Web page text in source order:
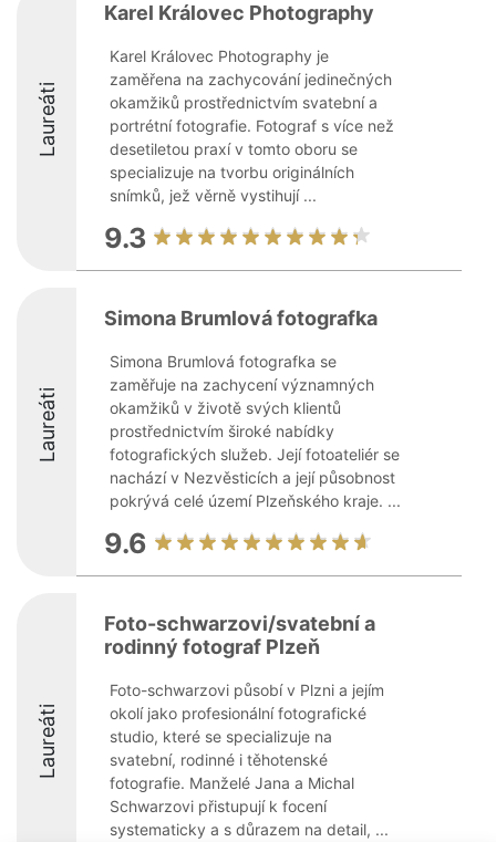
Laureáti
Karel Královec Photography
Karel Královec Photography je
zaměřena na zachycování jedinečných
okamžiků prostřednictvím svatební a
portrétní fotografie. Fotograf s více než
desetiletou praxí v tomto oboru se
specializuje na tvorbu originálních
snímků, jež věrně vystihují ...
9.3
Laureáti
Simona Brumlová fotografka
Simona Brumlová fotografka se
zaměřuje na zachycení významných
okamžiků v životě svých klientů
prostřednictvím široké nabídky
fotografických služeb. Její fotoateliér se
nachází v Nezvěsticích a její působnost
pokrývá celé území Plzeňského kraje. ...
9.6
Laureáti
Foto-schwarzovi/svatební a
rodinný fotograf Plzeň
Foto-schwarzovi působí v Plzni a jejím
okolí jako profesionální fotografické
studio, které se specializuje na
svatební, rodinné i těhotenské
fotografie. Manželé Jana a Michal
Schwarzovi přistupují k focení
systematicky a s důrazem na detail, ...